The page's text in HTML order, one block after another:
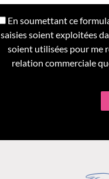
En soumettant ce
saisies soient exploitées
soient utilisées pour me
relation commerciale